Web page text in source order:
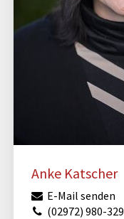
Anke Katscher
E-Mail senden
(02972) 980-329